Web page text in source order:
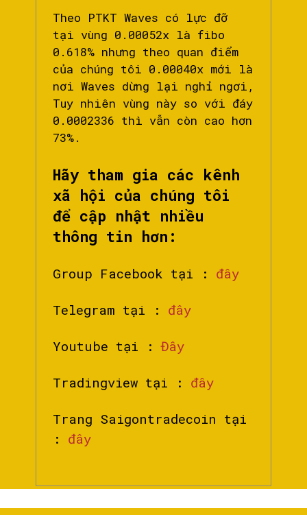
Theo PTKT Waves có lực đỡ
tại vùng 0.00052x là fibo
0.618% nhưng theo quan điểm
của chúng tôi 0.00040x mới là
nơi Waves dừng lại nghỉ ngơi,
Tuy nhiên vùng này so với đáy
0.0002336 thì vẫn còn cao hơn
73%.
Hãy tham gia các kênh
xã hội của chúng tôi
để cập nhật nhiều
thông tin hơn:
Group Facebook tại : đây
Telegram tại : đây
Youtube tại :Đây
Tradingview tại : đây
Trang Saigontradecoin tại
: đây